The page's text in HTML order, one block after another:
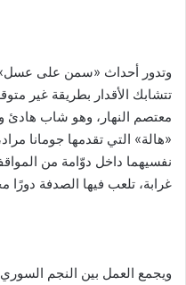
وتدور أحداث «سمن على
تتشابك الأقدار بطريقة غير
معتصم النهار، وهو شاب هادئ
«هالة» التي تقدمها جومانا
نفسيهما داخل دوّامة من
غرابة، تلعب فيها الصدفة دورًا
ويجمع العمل بين النجم